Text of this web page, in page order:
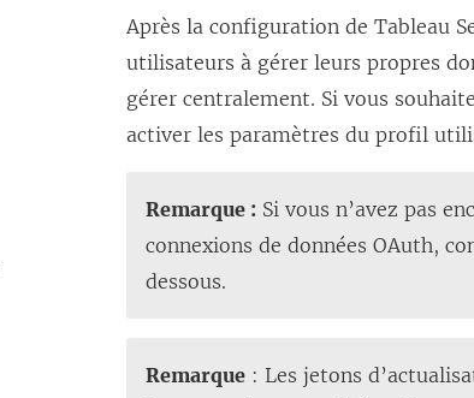
Après la configuration deTableau
utilisateurs à gérer leurs propres
gérer centralement. Si vous
activer les paramètres du profil
Remarque : Si vous n’avez pas
connexions de données OAuth,
dessous.
Remarque : Les jetons